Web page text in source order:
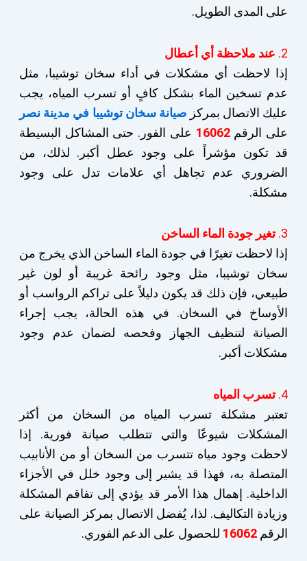
على المدى الطويل.
2. عند ملاحظة أي أعطال
إذا لاحظت أي مشكلات في أداء سخان توشيبا، مثل
عدم تسخين الماء بشكل كافٍ أو تسرب المياه، يجب
عليك الاتصال بمركز صيانة سخان توشيبا في مدينة نصر
على الرقم16062 على الفور. حتى المشاكل البسيطة
قد تكون مؤشراً على وجود عطل أكبر. لذلك، من
الضروري عدم تجاهل أي علامات تدل على وجود
مشكلة.
3. تغير جودة الماء الساخن
إذا لاحظت تغيرًا في جودة الماء الساخن الذي يخرج من
سخان توشيبا، مثل وجود رائحة غريبة أو لون غير
طبيعي، فإن ذلك قد يكون دليلاً على تراكم الرواسب أو
الأوساخ في السخان. في هذه الحالة، يجب إجراء
الصيانة لتنظيف الجهاز وفحصه لضمان عدم وجود
مشكلات أكبر.
4. تسرب المياه
تعتبر مشكلة تسرب المياه من السخان من أكثر
المشكلات شيوعًا والتي تتطلب صيانة فورية. إذا
لاحظت وجود مياه تتسرب من السخان أو من الأنابيب
المتصلة به، فهذا قد يشير إلى وجود خلل في الأجزاء
الداخلية. إهمال هذا الأمر قد يؤدي إلى تفاقم المشكلة
وزيادة التكاليف. لذا، يُفضل الاتصال بمركز الصيانة على
الرقم 16062 للحصول على الدعم الفوري.